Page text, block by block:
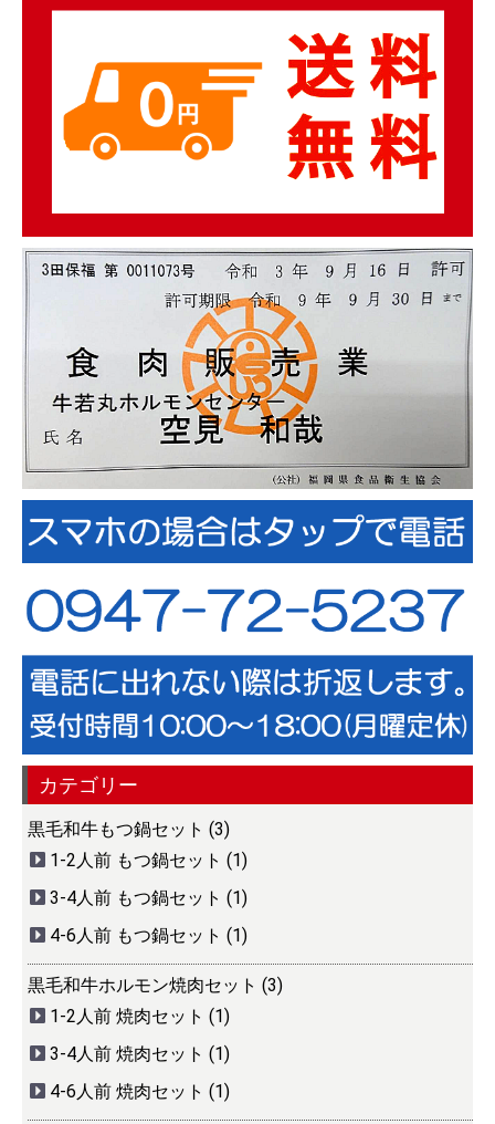
カテゴリー
黒毛和牛もつ鍋セット (3)
1-2人前 もつ鍋セット (1)
3-4人前 もつ鍋セット (1)
4-6人前 もつ鍋セット (1)
黒毛和牛ホルモン焼肉セット (3)
1-2人前 焼肉セット (1)
3-4人前 焼肉セット (1)
4-6人前 焼肉セット (1)